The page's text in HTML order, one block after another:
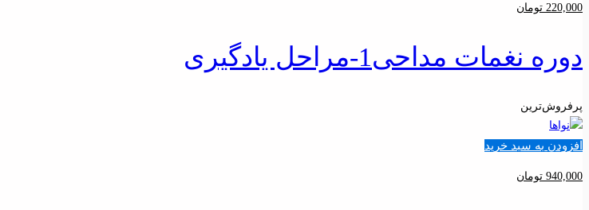
220,000 تومان
دوره نغمات مداحی1-مراحل یادگیری
پرفروش‌ترین
افزودن به سبد خرید
940,000 تومان